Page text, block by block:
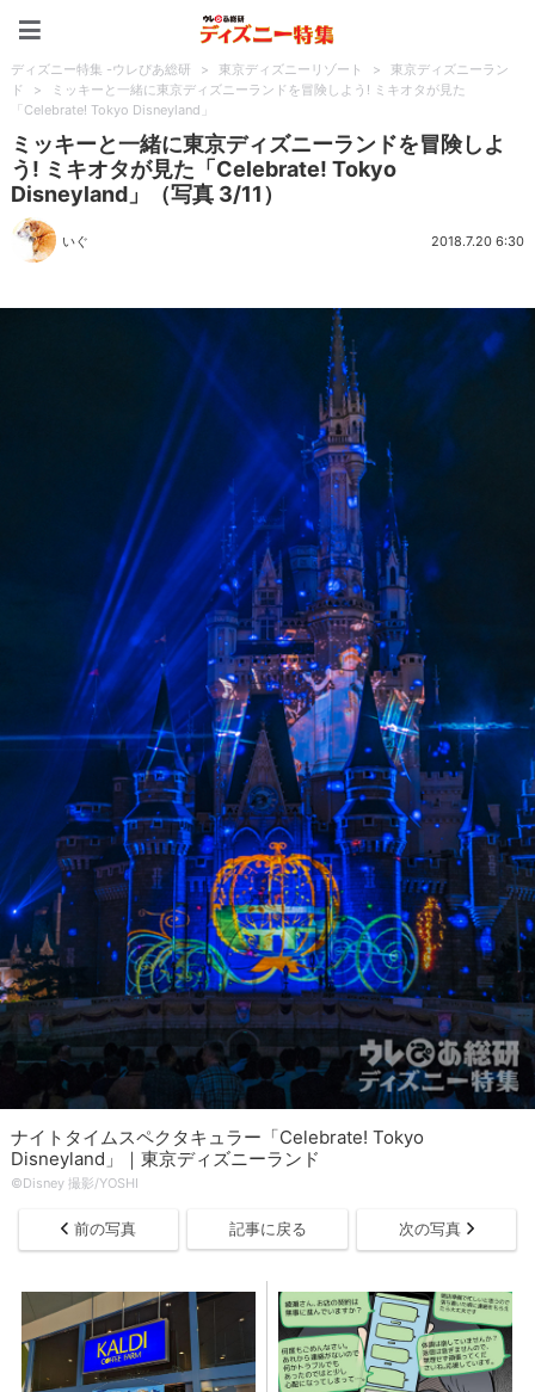
ディズニー特集 -ウレぴあ総研 > 東京ディズニーリゾート >
東京ディズニーラン
ド
>
ミッキーと一緒に東京ディズニーランドを冒険しよう! ミキオタが見た
「Celebrate! Tokyo Disneyland」
ミッキーと一緒に東京ディズニーランドを冒険しよ
う! ミキオタが見た「Celebrate! Tokyo
Disneyland」（写真 3/11）
いぐ 2018.7.20 6:30
ナイトタイムスペクタキュラー「Celebrate! Tokyo
Disneyland」｜東京ディズニーランド
©︎Disney 撮影/YOSHI
前の写真 記事に戻る 次の写真